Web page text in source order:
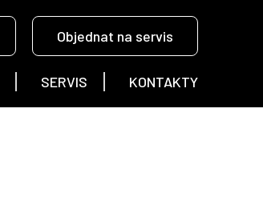
Objednat na servis
SERVIS KONTAKTY